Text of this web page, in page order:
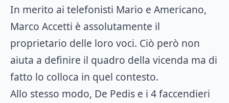
In merito ai telefonisti Mario e Americano,
Marco Accetti è assolutamente il
proprietario delle loro voci. Ciò però non
aiuta a definire il quadro della vicenda ma di
fatto lo colloca in quel contesto.
Allo stesso modo, De Pedis e i 4 faccendieri